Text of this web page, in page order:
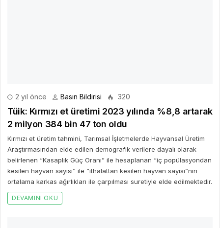
2 yıl önce Basın Bildirisi 320
Tüik: Kırmızı et üretimi 2023 yılında %8,8 artarak
2 milyon 384 bin 47 ton oldu
Kırmızı et üretim tahmini, Tarımsal İşletmelerde Hayvansal Üretim
Araştırmasından elde edilen demografik verilere dayalı olarak
belirlenen “Kasaplık Güç Oranı” ile hesaplanan “iç popülasyondan
kesilen hayvan sayısı” ile “ithalattan kesilen hayvan sayısı”nın
ortalama karkas ağırlıkları ile çarpılması suretiyle elde edilmektedir.
DEVAMINI OKU